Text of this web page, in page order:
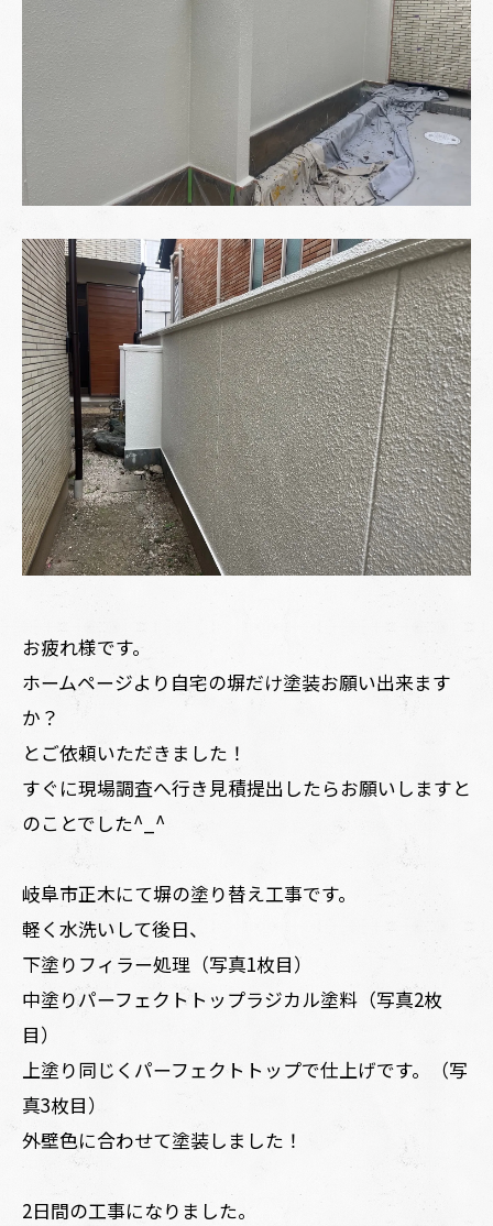
お疲れ様です。
ホームページより自宅の塀だけ塗装お願い出来ます
か？
とご依頼いただきました！
すぐに現場調査へ行き見積提出したらお願いしますと
のことでした^_^
岐阜市正木にて塀の塗り替え工事です。
軽く水洗いして後日、
下塗りフィラー処理（写真1枚目）
中塗りパーフェクトトップラジカル塗料（写真2枚
目）
上塗り同じくパーフェクトトップで仕上げです。（写
真3枚目）
外壁色に合わせて塗装しました！
2日間の工事になりました。